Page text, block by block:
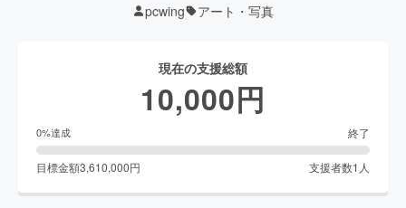
pcwing アート・写真
現在の支援総額
10,000円
0%達成 終了
目標金額3,610,000円 支援者数1 人